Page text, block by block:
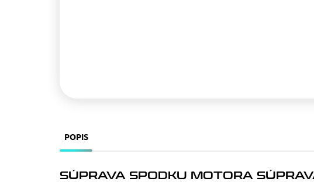
POPIS
SÚPRAVA SPODKU MOTORA